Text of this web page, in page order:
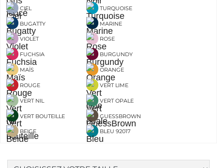
CIEL TURQUOISE
BUGATTY MARINE
VIOLET ROSE
FUCHSIA BURGUNDY
MAÏS ORANGE
ROUGE VERT LIME
VERT NIL VERT OPALE
VERT BOUTEILLE GUESSBROWN
BEIGE BLEU 92017